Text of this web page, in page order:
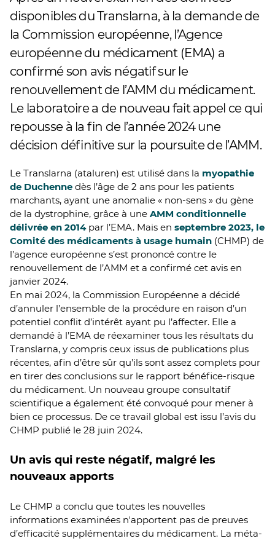
disponibles du Translarna, à la demande de
la Commission européenne, l’Agence
européenne du médicament (EMA) a
confirmé son avis négatif sur le
renouvellement de l’AMM du médicament.
Le laboratoire a de nouveau fait appel ce qui
repousse à la fin de l’année 2024 une
décision définitive sur la poursuite de l’AMM.
Le Translarna (ataluren) est utilisé dans la myopathie
de Duchenne dès l’âge de 2 ans pour les patients
marchants, ayant une anomalie « non-sens » du gène
de la dystrophine, grâce à une AMM conditionnelle
délivrée en 2014par l’EMA. Mais en septembre 2023, le
Comité des médicaments à usage humain (CHMP) de
l’agence européenne s’est prononcé contre le
renouvellement de l’AMM et a confirmé cet avis en
janvier 2024.
En mai 2024, la Commission Européenne a décidé
d’annuler l’ensemble de la procédure en raison d’un
potentiel conflit d’intérêt ayant pu l’affecter. Elle a
demandé à l’EMA de réexaminer tous les résultats du
Translarna, y compris ceux issus de publications plus
récentes, afin d’être sûr qu’ils sont assez complets pour
en tirer des conclusions sur le rapport bénéfice-risque
du médicament. Un nouveau groupe consultatif
scientifique a également été convoqué pour mener à
bien ce processus. De ce travail global est issu l’avis du
CHMP publié le 28 juin 2024.
Un avis qui reste négatif, malgré les
nouveaux apports
Le CHMP a conclu que toutes les nouvelles
informations examinées n'apportent pas de preuves
d’efficacité supplémentaires du médicament. La méta-